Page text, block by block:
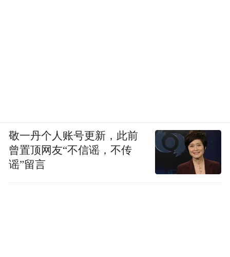
敬一丹个人账号更新，此前
曾置顶网友“不信谣，不传
谣”留言